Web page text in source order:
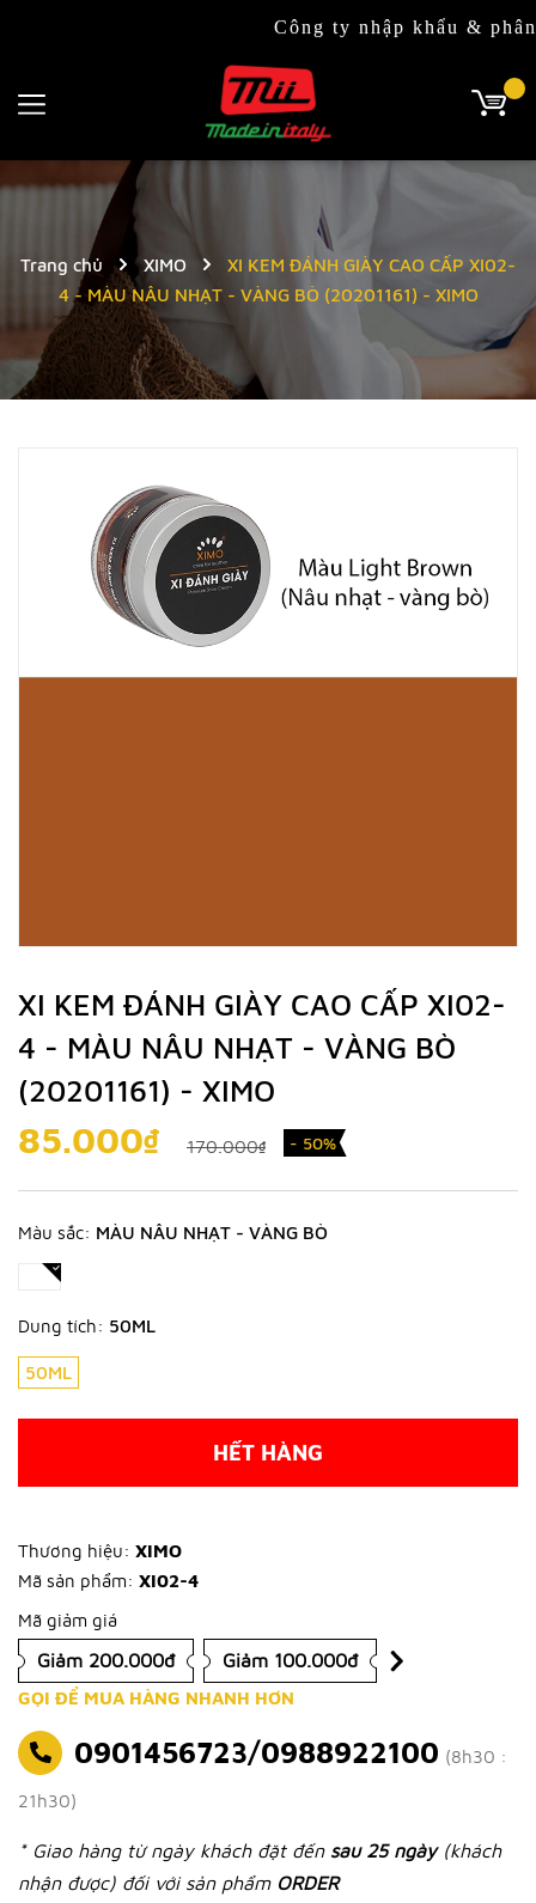
Công ty nhập khẩu & phân
Trang chủ XIMO
XI KEM ĐÁNH GIÀY CAO CẤP XI02-
4 - MÀU NÂU NHẠT - VÀNG BÒ (20201161) - XIMO
XI KEM ĐÁNH GIÀY CAO CẤP XI02-
4 - MÀU NÂU NHẠT - VÀNG BÒ
(20201161) - XIMO
85.000₫ 170.000₫ - 50%
Màu sắc: MÀU NÂU NHẠT - VÀNG BÒ
Dung tích: 50ML
50ML
HẾT HÀNG
Thương hiệu: XIMO
Mã sản phẩm: XI02-4
Mã giảm giá
Giảm 200.000đ Giảm 100.000đ
GỌI ĐỂ MUA HÀNG NHANH HƠN
0901456723/0988922100 (8h30 :
21h30)
* Giao hàng từ ngày khách đặt đến sau 25 ngày (khách
nhận được) đối với sản phẩm ORDER